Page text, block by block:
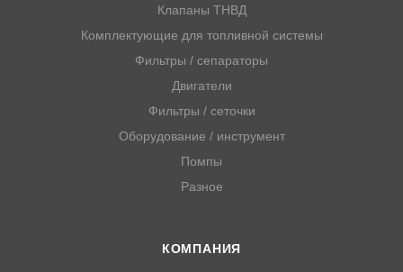
Клапаны ТНВД
Комплектующие для топливной системы
Фильтры / сепараторы
Двигатели
Фильтры / сеточки
Оборудование / инструмент
Помпы
Разное
КОМПАНИЯ